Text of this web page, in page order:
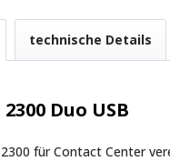
technische Details
Duo USB
2300 für Contact Center